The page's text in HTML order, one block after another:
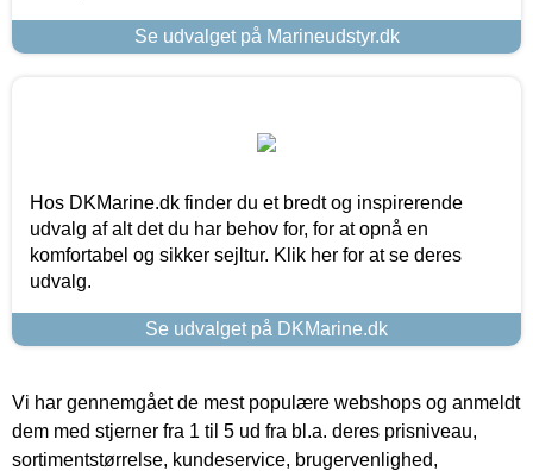
Se udvalget på Marineudstyr.dk
Hos DKMarine.dk finder du et bredt og inspirerende
udvalg af alt det du har behov for, for at opnå en
komfortabel og sikker sejltur. Klik her for at se deres
udvalg.
Se udvalget på DKMarine.dk
Vi har gennemgået de mest populære webshops og anmeldt
dem med stjerner fra 1 til 5 ud fra bl.a. deres prisniveau,
sortimentstørrelse, kundeservice, brugervenlighed,